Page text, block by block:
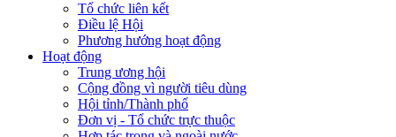
Tổ chức liên kết
Điều lệ Hội
Phương hướng hoạt động
Hoạt động
Trung ương hội
Cộng đồng vì người tiêu dùng
Hội tỉnh/Thành phố
Đơn vị - Tổ chức trực thuộc